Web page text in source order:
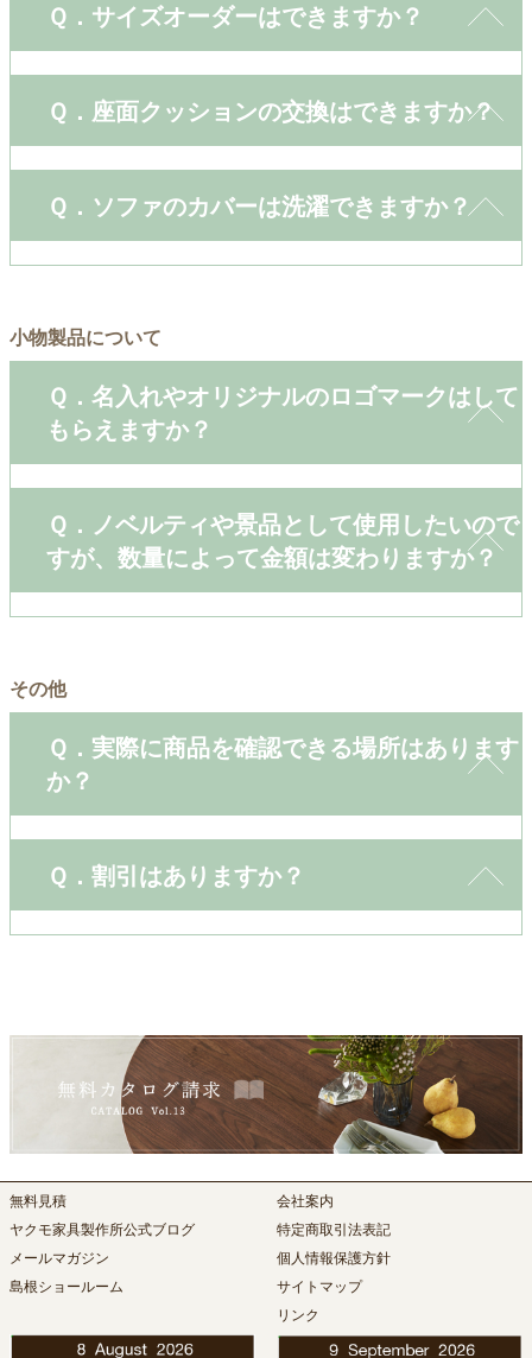
Ｑ．サイズオーダーはできますか？
Ｑ．座面クッションの交換はできますか？
Ｑ．ソファのカバーは洗濯できますか？
小物製品について
Ｑ．名入れやオリジナルのロゴマークはして
もらえますか？
Ｑ．ノベルティや景品として使用したいので
すが、数量によって金額は変わりますか？
その他
Ｑ．実際に商品を確認できる場所はあります
か？
Ｑ．割引はありますか？
無料見積
ヤクモ家具製作所公式ブログ
メールマガジン
島根ショールーム
会社案内
特定商取引法表記
個人情報保護方針
サイトマップ
リンク